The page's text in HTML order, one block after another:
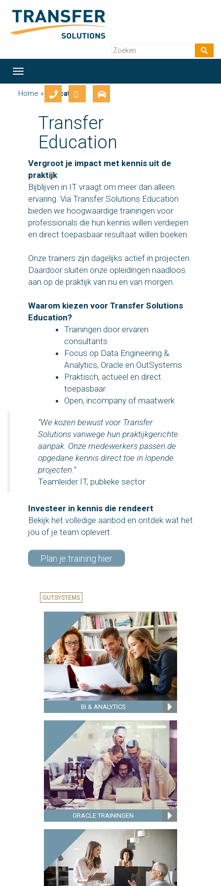
Toggle
navigation
Home » Education
Transfer
Education
Vergroot je impact met kennis uit de
praktijk
Bijblijven in IT vraagt om meer dan alleen
ervaring. Via Transfer Solutions Education
bieden we hoogwaardige trainingen voor
professionals die hun kennis willen verdiepen
en direct toepasbaar resultaat willen boeken.
Onze trainers zijn dagelijks actief in projecten.
Daardoor sluiten onze opleidingen naadloos
aan op de praktijk van nu en van morgen.
Waarom kiezen voor Transfer Solutions
Education?
Trainingen door ervaren
consultants
Focus op Data Engineering &
Analytics, Oracle en OutSystems
Praktisch, actueel en direct
toepasbaar
Open, incompany of maatwerk
“We kozen bewust voor Transfer
Solutions vanwege hun praktijkgerichte
aanpak. Onze medewerkers passen de
opgedane kennis direct toe in lopende
projecten.”
Teamleider IT, publieke sector
Investeer in kennis die rendeert
Bekijk het volledige aanbod en ontdek wat het
jou of je team oplevert.
Plan je training hier
OUTSYSTEMS
BI & ANALYTICS
ORACLE TRAININGEN